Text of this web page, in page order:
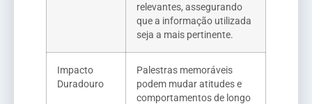
relevantes, assegurando
que a informação utilizada
seja a mais pertinente.
Impacto
Duradouro
Palestras memoráveis
podem mudar atitudes e
comportamentos de longo